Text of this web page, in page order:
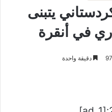
يتبنى
في أنقرة
97 دقيقة واحدة